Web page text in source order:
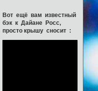
Вот ещё вам известный
бэк к Дайане Росс,
просто крышу сносит :